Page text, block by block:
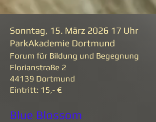
Sonntag, 15. März 2026 17 Uhr
ParkAkademie Dortmund
Forum für Bildung und Begegnung
Florianstraße 2
44139 Dortmund
Eintritt: 15,- €
Blue Blossom